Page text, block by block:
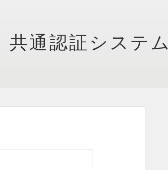
共通認証システム